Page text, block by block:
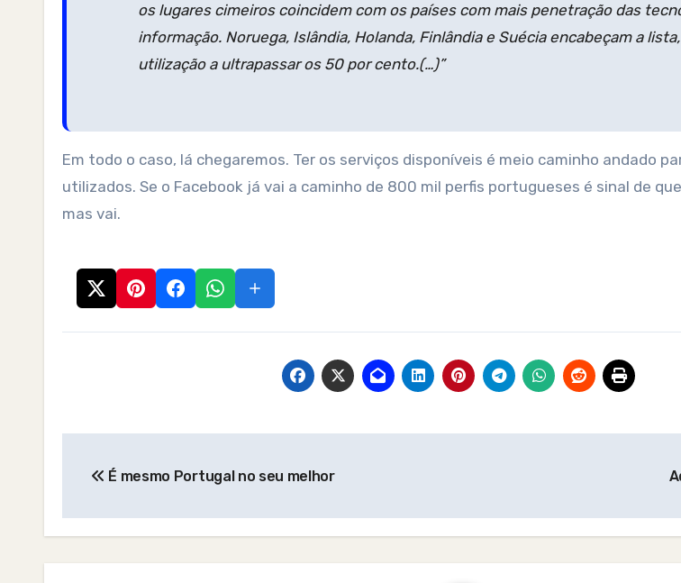
os lugares cimeiros coincidem com os países com mais penetração das
informação. Noruega, Islândia, Holanda, Finlândia e Suécia encabeçam a
utilização a ultrapassar os 50 por cento.(…)”
Em todo o caso, lá chegaremos. Ter os serviços disponíveis é meio caminho andado
utilizados. Se o Facebook já vai a caminho de 800 mil perfis portugueses é sinal de
mas vai.
navigation
É mesmo Portugal no seu melhor